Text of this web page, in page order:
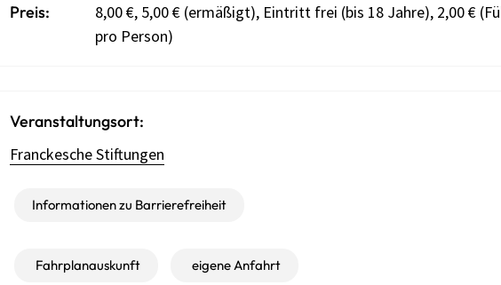
Preis:
8,00 €, 5,00 € (ermäßigt), Eintritt frei (bis 18 Jahre), 2,00 €
pro Person)
Veranstaltungsort:
Franckesche Stiftungen
Informationen zu Barrierefreiheit
Fahrplanauskunft eigene Anfahrt